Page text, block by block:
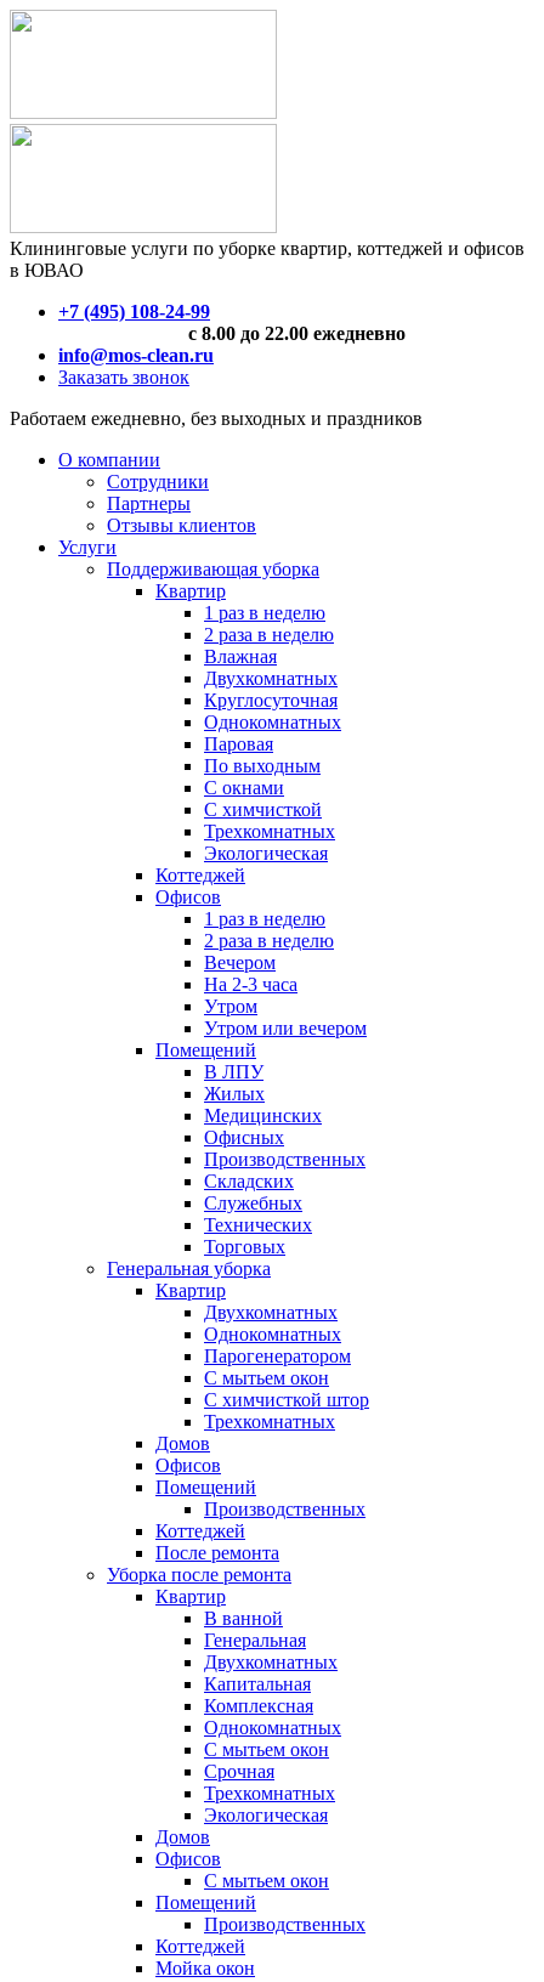
Клининговые услуги по уборке квартир, коттеджей и офисов
в ЮВАО
+7 (495) 108-24-99
с 8.00 до 22.00 ежедневно
info@mos-clean.ru
Заказать звонок
Работаем ежедневно, без выходных и праздников
О компании
Сотрудники
Партнеры
Отзывы клиентов
Услуги
Поддерживающая уборка
Квартир
1 раз в неделю
2 раза в неделю
Влажная
Двухкомнатных
Круглосуточная
Однокомнатных
Паровая
По выходным
С окнами
С химчисткой
Трехкомнатных
Экологическая
Коттеджей
Офисов
1 раз в неделю
2 раза в неделю
Вечером
На 2-3 часа
Утром
Утром или вечером
Помещений
В ЛПУ
Жилых
Медицинских
Офисных
Производственных
Складских
Служебных
Технических
Торговых
Генеральная уборка
Квартир
Двухкомнатных
Однокомнатных
Парогенератором
С мытьем окон
С химчисткой штор
Трехкомнатных
Домов
Офисов
Помещений
Производственных
Коттеджей
После ремонта
Уборка после ремонта
Квартир
В ванной
Генеральная
Двухкомнатных
Капитальная
Комплексная
Однокомнатных
С мытьем окон
Срочная
Трехкомнатных
Экологическая
Домов
Офисов
С мытьем окон
Помещений
Производственных
Коттеджей
Мойка окон